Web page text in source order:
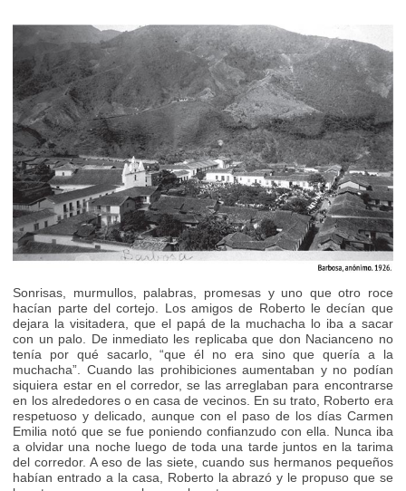
Sonrisas, murmullos, palabras, promesas y uno que otro roce
hacían parte del cortejo. Los amigos de Roberto le decían que
dejara la visitadera, que el papá de la muchacha lo iba a sacar
con un palo. De inmediato les replicaba que don Nacianceno no
tenía por qué sacarlo, “que él no era sino que quería a la
muchacha”. Cuando las prohibiciones aumentaban y no podían
siquiera estar en el corredor, se las arreglaban para encontrarse
en los alrededores o en casa de vecinos. En su trato, Roberto era
respetuoso y delicado, aunque con el paso de los días Carmen
Emilia notó que se fue poniendo confianzudo con ella. Nunca iba
a olvidar una noche luego de toda una tarde juntos en la tarima
del corredor. A eso de las siete, cuando sus hermanos pequeños
habían entrado a la casa, Roberto la abrazó y le propuso que se